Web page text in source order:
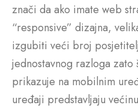
znači da ako imate web
“responsive” dizajna,
izgubiti veći broj
jednostavnog razloga zato
prikazuje na mobilnim
uređaji predstavljaju